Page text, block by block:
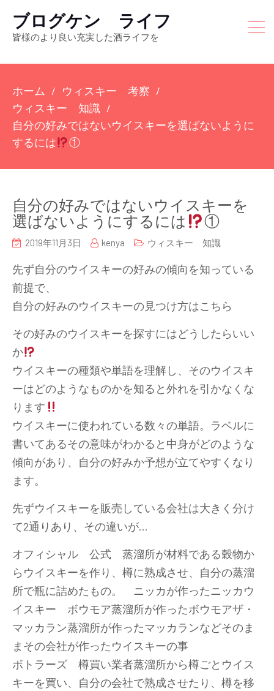
ブログケン ライフ
皆様のより良い充実した酒ライフを
ホーム
ウィスキー 考察
ウィスキー 知識
自分の好みではないウイスキーを選ばないように
するには
①
自分の好みではないウイスキーを
選ばないようにするには
①
2019年11月3日 kenya ウィスキー 知識
先ず自分のウイスキーの好みの傾向を知っている
前提で、
自分の好みのウイスキーの見つけ方はこちら
その好みのウイスキーを探すにはどうしたらいい
か
ウイスキーの種類や単語を理解し、そのウイスキ
ーはどのようなものかを知ると外れを引かなくな
ります
ウイスキーに使われている数々の単語。ラベルに
書いてあるその意味がわかると中身がどのような
傾向があり、自分の好みか予想が立てやすくなり
ます。
先ずウイスキーを販売している会社は大きく分け
て2通りあり、その違いが…
オフィシャル 公式 蒸溜所が材料である穀物か
らウイスキーを作り、樽に熟成させ、自分の蒸溜
所で瓶に詰めたもの。 ニッカが作ったニッカウ
イスキー ボウモア蒸溜所が作ったボウモアザ・
マッカラン蒸溜所が作ったマッカランなどそのま
まその会社が作ったウイスキーの事
ボトラーズ 樽買い業者蒸溜所から樽ごとウイス
キーを買い、自分の会社で熟成させたり、樽を移